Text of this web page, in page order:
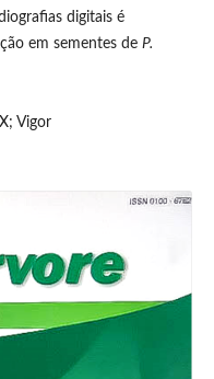
digitais é
em sementes de P.
Vigor